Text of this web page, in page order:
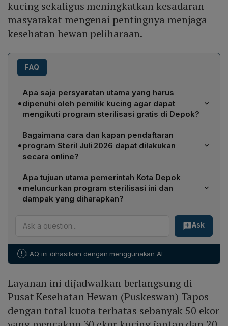
kucing sekaligus meningkatkan kesadaran
masyarakat mengenai pentingnya menjaga
kesehatan hewan peliharaan.
FAQ
•
Apa saja persyaratan utama yang harus
dipenuhi oleh pemilik kucing agar dapat
mengikuti program sterilisasi gratis di Depok?
Pemilik harus warga Depok yang dapat menunjukkan
KTP atau KK, hanya boleh mendaftarkan satu ekor
kucing per KK, kucing harus jenis lokal/domestik
berat minimal 2 kg, usia 1‑5 tahun, serta harus berpuasa
makan selama 6‑8 jam sebelum operasi. Semua
dokumen dan kondisi fisik kucing harus memenuhi
•
Bagaimana cara dan kapan pendaftaran
program Steril Juli 2026 dapat dilakukan
secara online?
Pendaftaran dibuka pada Kamis, 2 Juli 2026 mulai pukul
11.00 WIB melalui formulir daring di
https://bit.ly/puskeswandepok. Pemilik mengisi data,
mengunggah foto KTP Depok dan dokumen
pendukung, kemudian mengirim konfirmasi beserta
foto tiga sisi kucing via WhatsApp ke 0812‑9201‑0132.
Setelah verifikasi, peserta akan dijadwalkan ke
Puskeswan Tapos. Kuota otomatis ditutup saat
mencapai 50 ekor.
•
Apa tujuan utama pemerintah Kota Depok
meluncurkan program sterilisasi ini dan
dampak yang diharapkan?
Program bertujuan mengendalikan overpopulasi kucing
liar dan peliharaan, menurunkan risiko penularan rabies
serta penyakit zoonosis, memperbaiki kesejahteraan
sterilisasi bagi pemilik. Diharapkan lingkungan kota
kebijakan ini menjadi bagian dari pembangunan
berkelanjutan di Depok.
Ask
! FAQ ini dihasilkan dengan menggunakan AI
Layanan ini dijadwalkan berlangsung di
Pusat Kesehatan Hewan (Puskeswan) Tapos
dengan total kuota terbatas sebanyak 50 ekor